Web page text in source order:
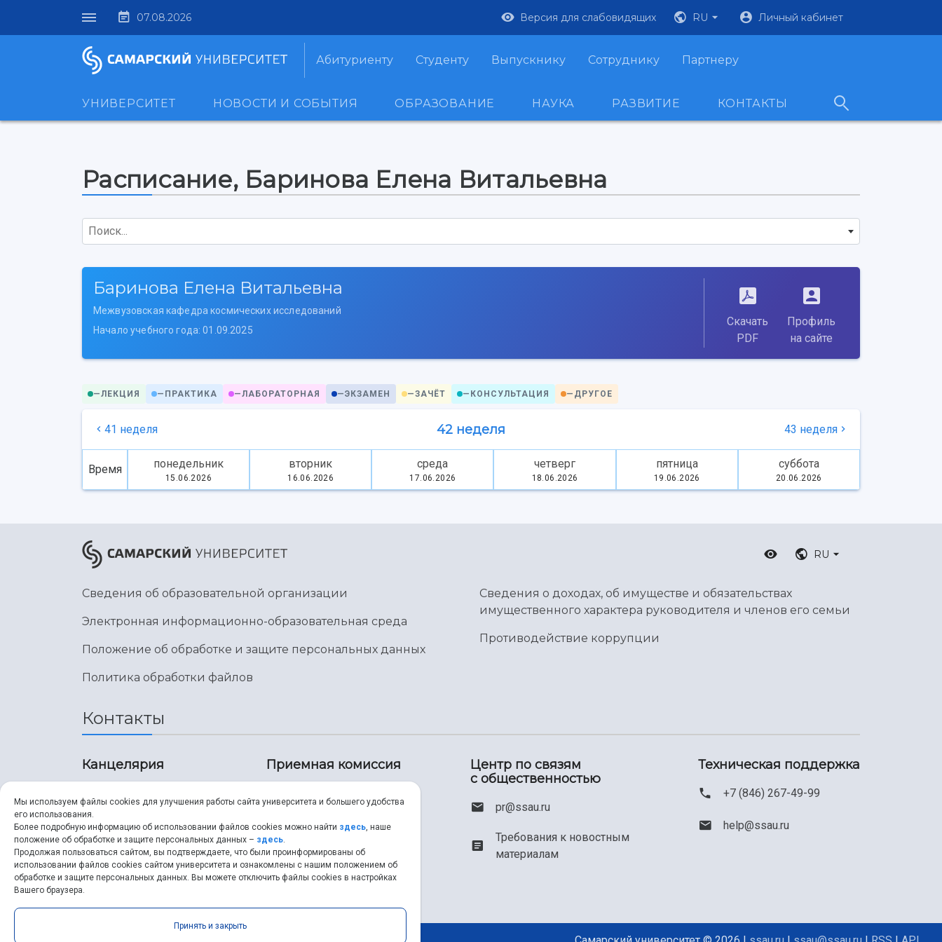
07.08.2026 Версия для слабовидящих RU Личный кабинет
Абитуриенту Студенту Выпускнику Сотруднику Партнеру
УНИВЕРСИТЕТ НОВОСТИ И СОБЫТИЯ ОБРАЗОВАНИЕ НАУКА РАЗВИТИЕ КОНТАКТЫ
Расписание, Баринова Елена Витальевна
Поиск...
Баринова Елена Витальевна
Межвузовская кафедра космических исследований
Начало учебного года: 01.09.2025
Скачать
PDF
Профиль
на сайте
—ЛЕКЦИЯ — ПРАКТИКА —ЛАБОРАТОРНАЯ —ЭКЗАМЕН —ЗАЧЁТ — КОНСУЛЬТАЦИЯ — ДРУГОЕ
41 неделя 42 неделя 43 неделя
Время понедельник
15.06.2026
вторник
16.06.2026
среда
17.06.2026
четверг
18.06.2026
пятница
19.06.2026
суббота
20.06.2026
RU
Сведения об образовательной организации
Электронная информационно-образовательная среда
Положение об обработке и защите персональных данных
Политика обработки файлов
Сведения о доходах, об имуществе и обязательствах
имущественного характера руководителя и членов его семьи
Противодействие коррупции
Контакты
Канцелярия
8 (846) 267-43-70
ssau@ssau.ru
Приемная комиссия
8 (846) 267-48-67
priem@ssau.ru
Центр по связям
с общественностью
pr@ssau.ru
Требования к новостным
материалам
Техническая поддержка
+7 (846) 267-49-99
help@ssau.ru
Мы используем файлы cookies для улучшения работы сайта университета и большего удобства
его использования.
Более подробную информацию об использовании файлов cookies можно найти здесь, наше
положение об обработке и защите персональных данных – здесь.
Продолжая пользоваться сайтом, вы подтверждаете, что были проинформированы об
использовании файлов cookies сайтом университета и ознакомлены с нашим положением об
обработке и защите персональных данных. Вы можете отключить файлы cookies в настройках
Вашего браузера.
Принять и закрыть